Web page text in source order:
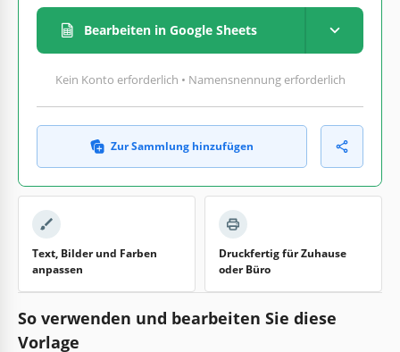
Bearbeiten in Google Sheets
Kein Konto erforderlich • Namensnennung erforderlich
Zur Sammlung hinzufügen
Text, Bilder und Farben
anpassen
Druckfertig für Zuhause
oder Büro
So verwenden und bearbeiten Sie diese
Vorlage